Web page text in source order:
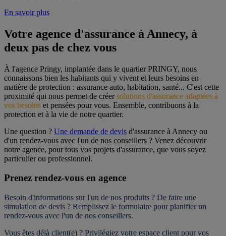
En savoir plus
Votre agence d'assurance à Annecy, à
deux pas de chez vous
À l'agence Pringy, implantée dans le quartier PRINGY, nous
connaissons bien les habitants qui y vivent et leurs besoins en
matière de protection : assurance auto, habitation, santé... C'est cette
proximité qui nous permet de créer solutions d'assurance adaptées à
vos besoins et pensées pour vous. Ensemble, contribuons à la
protection et à la vie de notre quartier.
Une question ? Une demande de devis d'assurance à Annecy ou
d'un rendez-vous avec l'un de nos conseillers ? Venez découvrir
notre agence, pour tous vos projets d'assurance, que vous soyez
particulier ou professionnel.
Prenez rendez-vous en agence
Besoin d'informations sur l'un de nos produits ? De faire une
simulation de devis ? Remplissez le formulaire pour planifier un
rendez-vous avec l'un de nos conseillers.
Vous êtes déjà client(e) ? Privilégiez votre espace client pour vos